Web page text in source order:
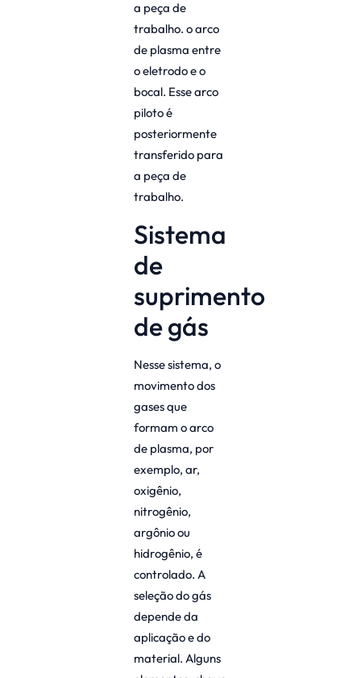
a peça de
trabalho. o arco
de plasma entre
o eletrodo e o
bocal. Esse arco
piloto é
posteriormente
transferido para
a peça de
trabalho.
Sistema
de
suprimento
de gás
Nesse sistema, o
movimento dos
gases que
formam o arco
de plasma, por
exemplo, ar,
oxigênio,
nitrogênio,
argônio ou
hidrogênio, é
controlado. A
seleção do gás
depende da
aplicação e do
material. Alguns